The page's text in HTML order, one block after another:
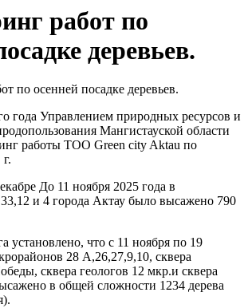
работ по
деревьев.
года Управлением природных ресурсов и
Мангистауской области
работы ТОО Green cityAktau по
г.
До 11 ноября 2025 года в
33,12 и 4 города Актау было высажено 790
установлено, что с 11 ноября по 19
28 А,26,27,9,10, сквера
, сквера геологов 12 мкр.и сквера
в общей сложности 1234 дерева
).